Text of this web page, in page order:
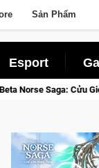
Sản Phẩm
Esport
Săn DJI Osmo